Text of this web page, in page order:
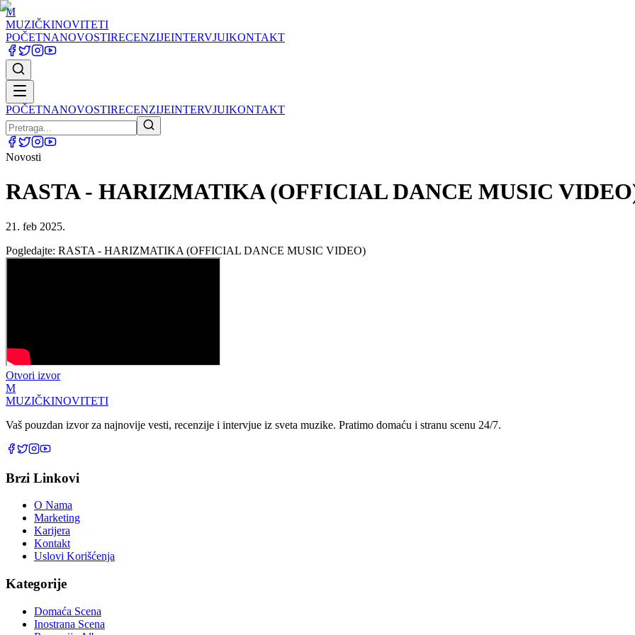
M
MUZIČKINOVITETI
POČETNANOVOSTIRECENZIJEINTERVJUIKONTAKT
POČETNANOVOSTIRECENZIJEINTERVJUIKONTAKT
Novosti
RASTA - HARIZMATIKA (OFFICIAL DANCE MUSIC
21. feb 2025.
Pogledajte: RASTA - HARIZMATIKA (OFFICIAL DANCE MUSIC VIDEO)
Otvori izvor
M
MUZIČKINOVITETI
Vaš pouzdan izvor za najnovije vesti, recenzije i intervjue iz sveta muzike. Pratimo domaću i stranu scenu 24/7.
Brzi Linkovi
O Nama
Marketing
Karijera
Kontakt
Uslovi Korišćenja
Kategorije
Domaća Scena
Inostrana Scena